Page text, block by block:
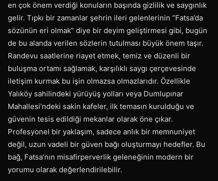
en çok önem verdiği konuların başında gizlilik ve saygınlık
gelir. Tıpkı bir zamanlar şehrin ileri gelenlerinin “Fatsa’da
sözünün eri olmak” diye bir deyim geliştirmesi gibi, bugün
de bu alanda verilen sözlerin tutulması büyük önem taşır.
Randevu saatlerine riayet etmek, temiz ve düzenli bir
buluşma ortamı sağlamak, karşılıklı saygı çerçevesinde
iletişim kurmak bu işin olmazsa olmazlarıdır. Özellikle
Yalıköy sahilindeki yürüyüş yolları veya Dumlupınar
Mahallesi’ndeki sakin kafeler, ilk temasın kurulduğu ve
güvenin tesis edildiği mekanlar olarak öne çıkar.
Profesyonel bir yaklaşım, sadece anlık bir memnuniyet
değil, uzun vadeli bir güven bağı oluşturmayı hedefler. Bu
bağ, Fatsa’nın misafirperverlik geleneğinin modern bir
yorumu olarak değerlendirilebilir.